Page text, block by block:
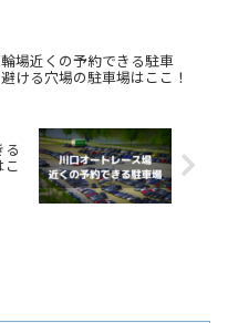
輪場近くの予約できる駐車
ける穴場の駐車場はここ！
る